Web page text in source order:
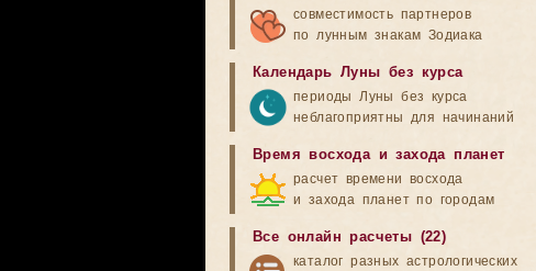
совместимость партнеров
по лунным знакам Зодиака
Календарь Луны без курса
периоды Луны без курса
неблагоприятны для начинаний
Время восхода и захода планет
расчет времени восхода
и захода планет по городам
Все онлайн расчеты (22)
каталог разных астрологических